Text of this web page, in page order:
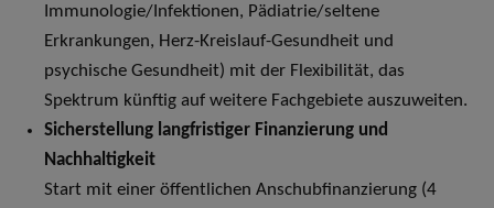
Immunologie/Infektionen, Pädiatrie/seltene
Erkrankungen, Herz-Kreislauf-Gesundheit und
psychische Gesundheit) mit der Flexibilität, das
Spektrum künftig auf weitere Fachgebiete auszuweiten.
Sicherstellung langfristiger Finanzierung und
Nachhaltigkeit
Start mit einer öffentlichen Anschubfinanzierung (4